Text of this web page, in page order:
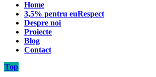
Home
3,5% pentru euRespect
Despre noi
Proiecte
Blog
Contact
Top